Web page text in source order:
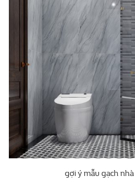
gợi ý mẫu gạch